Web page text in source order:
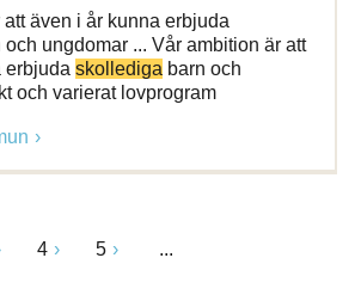
även i år kunna erbjuda
ungdomar ... Vår ambition är att
erbjuda skollediga barn och
och varierat lovprogram
4 5 ...